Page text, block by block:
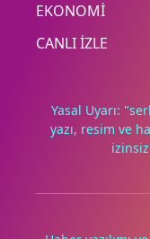
Deneyimini
yalnızca onayınla.
EKONOMİ
CANLI İZLE
Yasal Uyarı:
yazı, resim ve